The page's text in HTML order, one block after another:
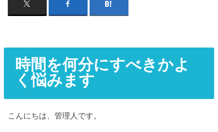
時間を何分にすべきかよ
く悩みます
こんにちは、管理人です。